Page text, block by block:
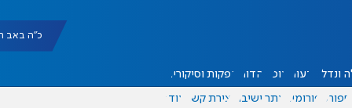
כ"ה באב תשפ"ו
ונדל"ן דעות אוכל יהדות הפקות וסיקורים
ספורט פורומים אתר ישיבה יצירת קשר עוד